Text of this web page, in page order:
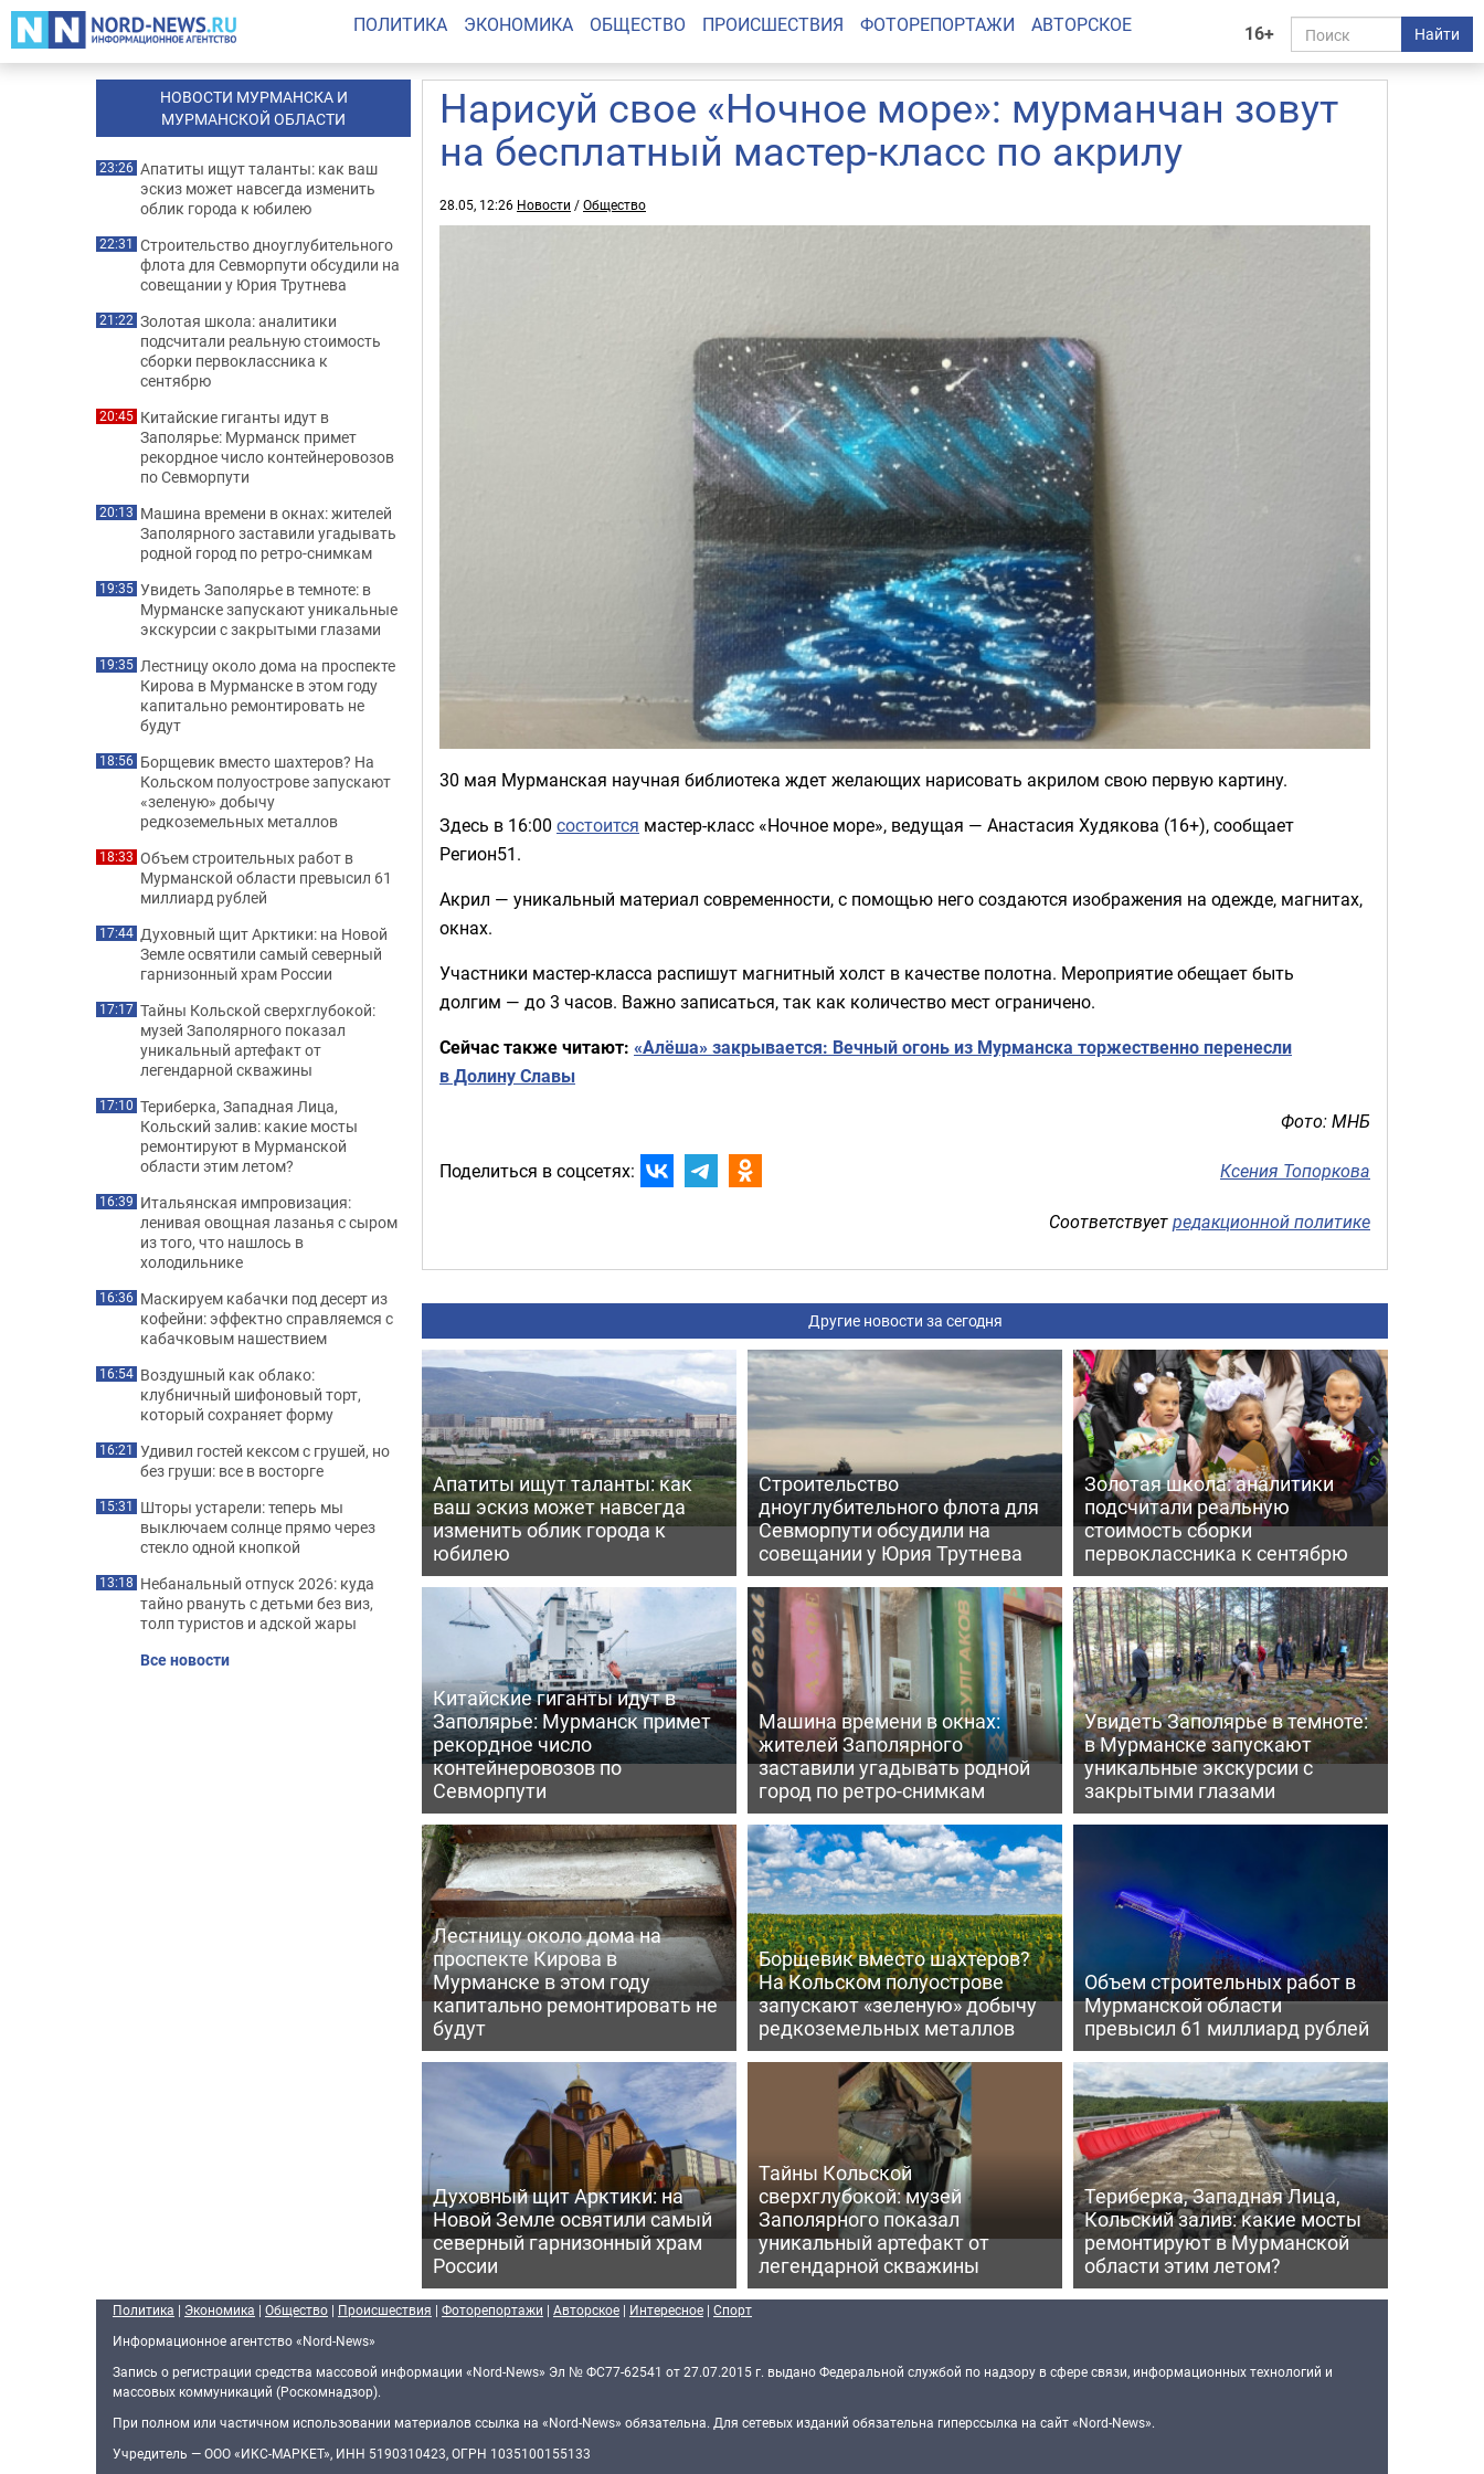
16+ Найти
ПОЛИТИКА ЭКОНОМИКА ОБЩЕСТВО ПРОИСШЕСТВИЯ ФОТОРЕПОРТАЖИ АВТОРСКОЕ
Нарисуй свое «Ночное море»: мурманчан зовут
на бесплатный мастер-класс по акрилу
28.05, 12:26 Новости /Общество
30 мая Мурманская научная библиотека ждет желающих нарисовать акрилом свою первую картину.
Здесь в 16:00 состоится мастер-класс «Ночное море», ведущая — Анастасия Худякова (16+), сообщает
Регион51.
Акрил — уникальный материал современности, с помощью него создаются изображения на одежде, магнитах,
окнах.
Участники мастер-класса распишут магнитный холст в качестве полотна. Мероприятие обещает быть
долгим — до 3 часов. Важно записаться, так как количество мест ограничено.
Сейчас также читают: «Алёша» закрывается: Вечный огонь из Мурманска торжественно перенесли
в Долину Славы
Фото: МНБ
Поделиться в соцсетях: Ксения Топоркова
Соответствуетредакционной политике
Другие новости за сегодня
Апатиты ищут таланты: как
ваш эскиз может навсегда
изменить облик города к
юбилею
Строительство
дноуглубительного флота для
Севморпути обсудили на
совещании у Юрия Трутнева
Золотая школа: аналитики
подсчитали реальную
стоимость сборки
первоклассника к сентябрю
Китайские гиганты идут в
Заполярье: Мурманск примет
рекордное число
контейнеровозов по
Севморпути
Машина времени в окнах:
жителей Заполярного
заставили угадывать родной
город по ретро-снимкам
Увидеть Заполярье в темноте:
в Мурманске запускают
уникальные экскурсии с
закрытыми глазами
Лестницу около дома на
проспекте Кирова в
Мурманске в этом году
капитально ремонтировать не
будут
Борщевик вместо шахтеров?
На Кольском полуострове
запускают «зеленую» добычу
редкоземельных металлов
Объем строительных работ в
Мурманской области
превысил 61 миллиард рублей
Духовный щит Арктики: на
Новой Земле освятили самый
северный гарнизонный храм
России
Тайны Кольской
сверхглубокой: музей
Заполярного показал
уникальный артефакт от
легендарной скважины
Териберка, Западная Лица,
Кольский залив: какие мосты
ремонтируют в Мурманской
области этим летом?
НОВОСТИ МУРМАНСКА И
МУРМАНСКОЙ ОБЛАСТИ
23:26 Апатиты ищут таланты: как ваш
эскиз может навсегда изменить
облик города к юбилею
22:31 Строительство дноуглубительного
флота для Севморпути обсудили на
совещании у Юрия Трутнева
21:22 Золотая школа: аналитики
подсчитали реальную стоимость
сборки первоклассника к
сентябрю
20:45 Китайские гиганты идут в
Заполярье: Мурманск примет
рекордное число контейнеровозов
по Севморпути
20:13 Машина времени в окнах: жителей
Заполярного заставили угадывать
родной город по ретро-снимкам
19:35 Увидеть Заполярье в темноте: в
Мурманске запускают уникальные
экскурсии с закрытыми глазами
19:35 Лестницу около дома на проспекте
Кирова в Мурманске в этом году
капитально ремонтировать не
будут
18:56 Борщевик вместо шахтеров? На
Кольском полуострове запускают
«зеленую» добычу
редкоземельных металлов
18:33 Объем строительных работ в
Мурманской области превысил 61
миллиард рублей
17:44 Духовный щит Арктики: на Новой
Земле освятили самый северный
гарнизонный храм России
17:17 Тайны Кольской сверхглубокой:
музей Заполярного показал
уникальный артефакт от
легендарной скважины
17:10 Териберка, Западная Лица,
Кольский залив: какие мосты
ремонтируют в Мурманской
области этим летом?
16:39 Итальянская импровизация:
ленивая овощная лазанья с сыром
из того, что нашлось в
холодильнике
16:36 Маскируем кабачки под десерт из
кофейни: эффектно справляемся с
кабачковым нашествием
16:54 Воздушный как облако:
клубничный шифоновый торт,
который сохраняет форму
16:21 Удивил гостей кексом с грушей, но
без груши: все в восторге
15:31 Шторы устарели: теперь мы
выключаем солнце прямо через
стекло одной кнопкой
13:18 Небанальный отпуск 2026: куда
тайно рвануть с детьми без виз,
толп туристов и адской жары
Все новости
Политика | Экономика | Общество | Происшествия | Фоторепортажи | Авторское | Интересное | Спорт
Информационное агентство «Nord-News»
Запись о регистрации средства массовой информации «Nord-News» Эл № ФС77-62541 от 27.07.2015 г. выдано Федеральной службой по надзору в сфере связи, информационных технологий и
массовых коммуникаций (Роскомнадзор).
При полном или частичном использовании материалов ссылка на «Nord-News» обязательна. Для сетевых изданий обязательна гиперссылка на сайт «Nord-News».
Учредитель — ООО «ИКС-МАРКЕТ», ИНН 5190310423, ОГРН 1035100155133